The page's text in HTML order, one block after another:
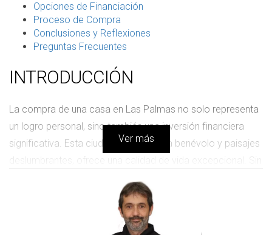
Opciones de Financiación
Proceso de Compra
Conclusiones y Reflexiones
Preguntas Frecuentes
INTRODUCCIÓN
La compra de una casa en Las Palmas no solo representa
un logro personal, sino también una inversión financiera
significativa. Esta ciudad, con su clima benévolo y paisajes
deslumbrantes, ofrece una calidad de vida excepcional. Sin
imprescindible conocer todos los requisitos y pasos a
seguir. En este sentido, es fundamental informarse sobre la
documentación necesaria, las opciones de financiación
Ver más